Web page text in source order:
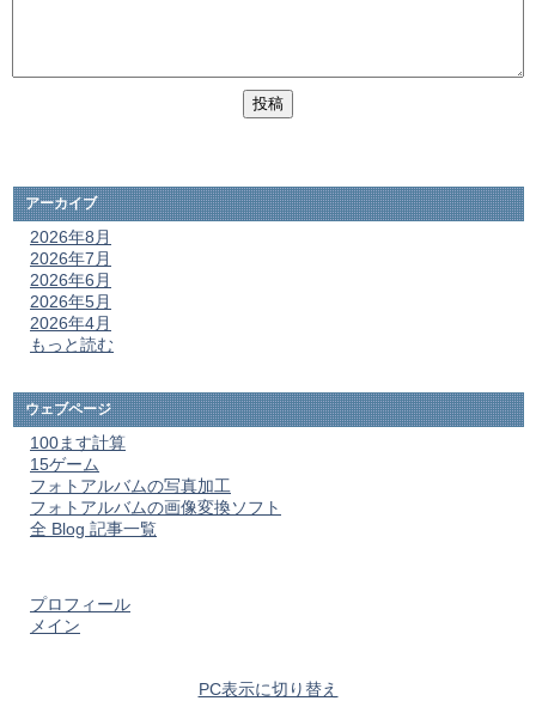
アーカイブ
2026年8月
2026年7月
2026年6月
2026年5月
2026年4月
もっと読む
ウェブページ
100ます計算
15ゲーム
フォトアルバムの写真加工
フォトアルバムの画像変換ソフト
全 Blog 記事一覧
プロフィール
メイン
PC表示に切り替え